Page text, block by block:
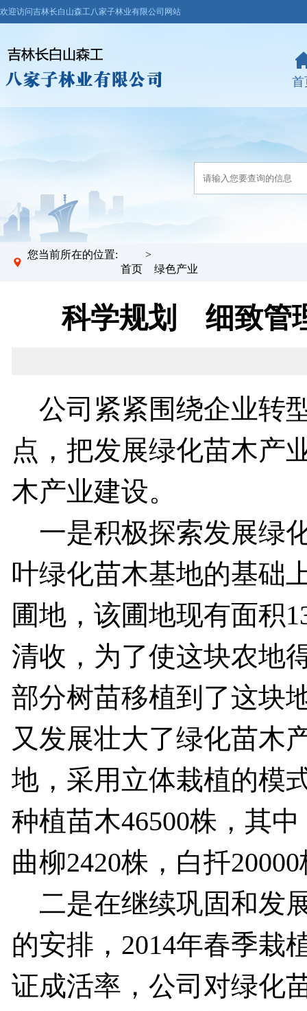
欢迎访问吉林长白山森工八家子林业有限公司网站
首
您当前所在的位置: 首页 > 绿色产业
科学规划 细致管
公司紧紧围绕企业转
点，把发展绿化苗木产
木产业建设。
一是积极探索发展绿
叶绿化苗木基地的基础
圃地，该圃地现有面积
清收，为了使这块农地
部分树苗移植到了这块
又发展壮大了绿化苗木
地，采用立体栽植的模
种植苗木46500株，其
曲柳2420株，白扦
二是在继续巩固和发
的安排，2014年春季栽
证成活率，公司对绿化